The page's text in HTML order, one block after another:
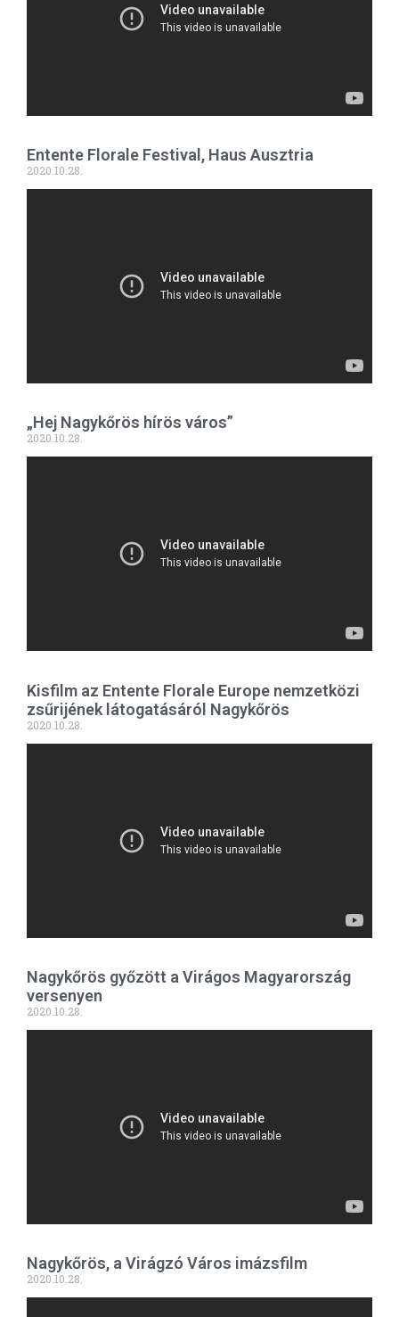
Entente Florale Festival, Haus Ausztria
2020.10.28.
„Hej Nagykőrös hírös város”
2020.10.28.
Kisfilm az Entente Florale Europe nemzetközi
zsűrijének látogatásáról Nagykőrös
2020.10.28.
Nagykőrös győzött a Virágos Magyarország
versenyen
2020.10.28.
Nagykőrös, a Virágzó Város imázsfilm
2020.10.28.